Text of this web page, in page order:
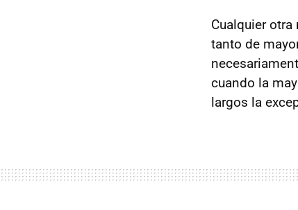
Cualquier
tanto de
cuando la
largos la